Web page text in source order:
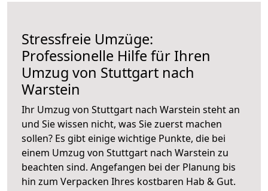
Stressfreie Umzüge:
Professionelle Hilfe für Ihren
Umzug von Stuttgart nach
Warstein
Ihr Umzug von Stuttgart nach Warstein steht an
und Sie wissen nicht, was Sie zuerst machen
sollen? Es gibt einige wichtige Punkte, die bei
einem Umzug von Stuttgart nach Warstein zu
beachten sind. Angefangen bei der Planung bis
hin zum Verpacken Ihres kostbaren Hab & Gut.